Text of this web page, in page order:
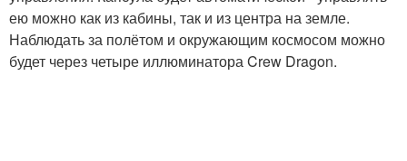
ею можно как из кабины, так и из центра на земле.
Наблюдать за полётом и окружающим космосом можно
будет через четыре иллюминатора Crew Dragon.